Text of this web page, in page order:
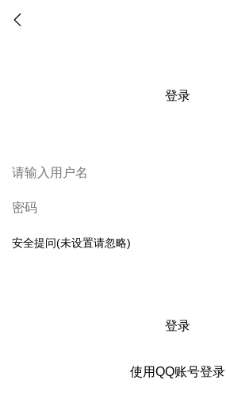
登录
安全提问(未设置请忽略)
登录
使用QQ账号登录